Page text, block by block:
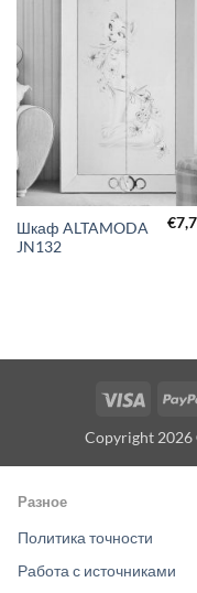
Шкаф ALTAMODA
JN132
€
Visa
Copyright
Разное
Политика точности
Работа с источниками